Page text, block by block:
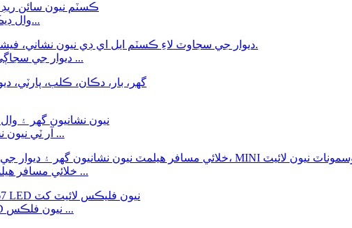
وال ڊيڪر بار هوم لاءِ ڪسٽم نيون سائن ريڊ هيٽ گرل...
ديوار جي سجاڳي لاءِ ڪسٽم ايل اي ڊي نيون نشاني، فيشن جي ...
آر ٽي نيون نشانيون گھر ۽ وال ڊي لاءِ ڪسٽم نيون نشانيون ...
خلائي مسافر هيلمٽ نيون نشانيون گهر لاءِ ڪسٽم نيون نشانيون ...
12V RGB LED نيون فلڪس پنروڪ IP67 LED نيون فلڪس ...